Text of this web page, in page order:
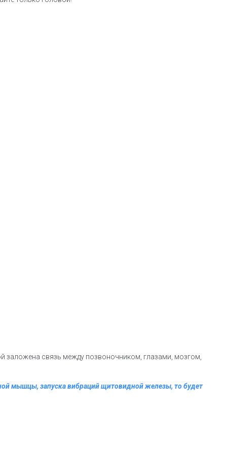
заложена связь между позвоночником, глазами, мозгом,
мышцы, запуска вибраций щитовидной железы, то будет